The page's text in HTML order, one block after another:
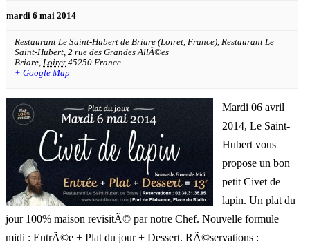
mardi 6 mai 2014
Restaurant Le Saint-Hubert de Briare (Loiret, France), Restaurant Le
Saint-Hubert, 2 rue des Grandes AllÃ©es
Briare Loiret 45250 France
+ Google Map
Mardi 06 avril
2014, Le Saint-
Hubert vous
propose un bon
petit Civet de
lapin. Un plat du
jour 100% maison revisitÃ© par notre Chef. Nouvelle formule
midi : EntrÃ©e + Plat du jour + Dessert. RÃ©servations :